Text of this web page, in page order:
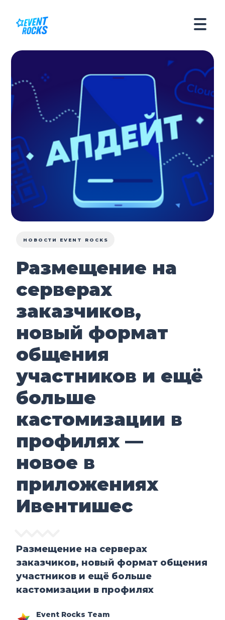
НОВОСТИ EVENT ROCKS
Размещение на
серверах
заказчиков,
новый формат
общения
участников и ещё
больше
кастомизации в
профилях —
новое в
приложениях
Ивентишес
Размещение на серверах
заказчиков, новый формат общения
участников и ещё больше
кастомизации в профилях
Event Rocks Team